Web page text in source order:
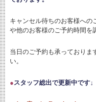
キャンセル待ちのお客様への
や他のお客様のご予約時間を
当日のご予約も承っておりま
い。
●スタッフ総出で更新中です↓